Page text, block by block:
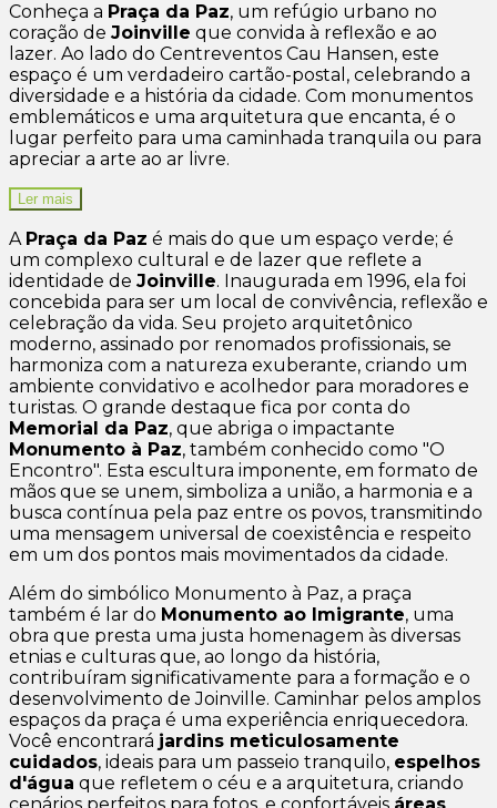
Conheça a Praça da Paz, um refúgio urbano no
coração de Joinville que convida à reflexão e ao
lazer. Ao lado do Centreventos Cau Hansen, este
espaço é um verdadeiro cartão-postal, celebrando a
diversidade e a história da cidade. Com monumentos
emblemáticos e uma arquitetura que encanta, é o
lugar perfeito para uma caminhada tranquila ou para
apreciar a arte ao ar livre.
Ler mais
A Praça da Paz é mais do que um espaço verde; é
um complexo cultural e de lazer que reflete a
identidade de Joinville. Inaugurada em 1996, ela foi
concebida para ser um local de convivência, reflexão e
celebração da vida. Seu projeto arquitetônico
moderno, assinado por renomados profissionais, se
harmoniza com a natureza exuberante, criando um
ambiente convidativo e acolhedor para moradores e
turistas. O grande destaque fica por conta do
Memorial da Paz, que abriga o impactante
Monumento à Paz, também conhecido como "O
Encontro". Esta escultura imponente, em formato de
mãos que se unem, simboliza a união, a harmonia e a
busca contínua pela paz entre os povos, transmitindo
uma mensagem universal de coexistência e respeito
em um dos pontos mais movimentados da cidade.
Além do simbólico Monumento à Paz, a praça
também é lar do Monumento ao Imigrante, uma
obra que presta uma justa homenagem às diversas
etnias e culturas que, ao longo da história,
contribuíram significativamente para a formação e o
desenvolvimento de Joinville. Caminhar pelos amplos
espaços da praça é uma experiência enriquecedora.
Você encontrará jardins meticulosamente
cuidados, ideais para um passeio tranquilo, espelhos
d'água que refletem o céu e a arquitetura, criando